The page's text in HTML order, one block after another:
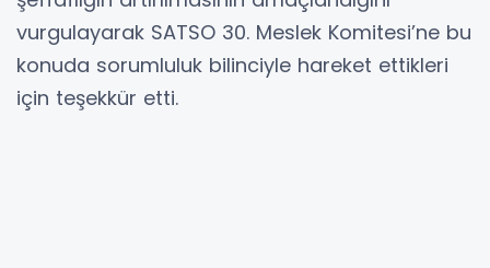
vurgulayarak SATSO 30. Meslek Komitesi’ne bu
konuda sorumluluk bilinciyle hareket ettikleri
için teşekkür etti.